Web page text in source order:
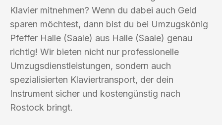
Klavier mitnehmen? Wenn du dabei auch Geld
sparen möchtest, dann bist du bei Umzugskönig
Pfeffer Halle (Saale) aus Halle (Saale) genau
richtig! Wir bieten nicht nur professionelle
Umzugsdienstleistungen, sondern auch
spezialisierten Klaviertransport, der dein
Instrument sicher und kostengünstig nach
Rostock bringt.